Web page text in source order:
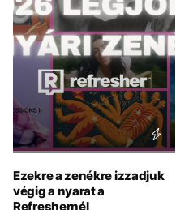
Ezekre a zenékre izzadjuk
végig a nyarat a
Refreshernél